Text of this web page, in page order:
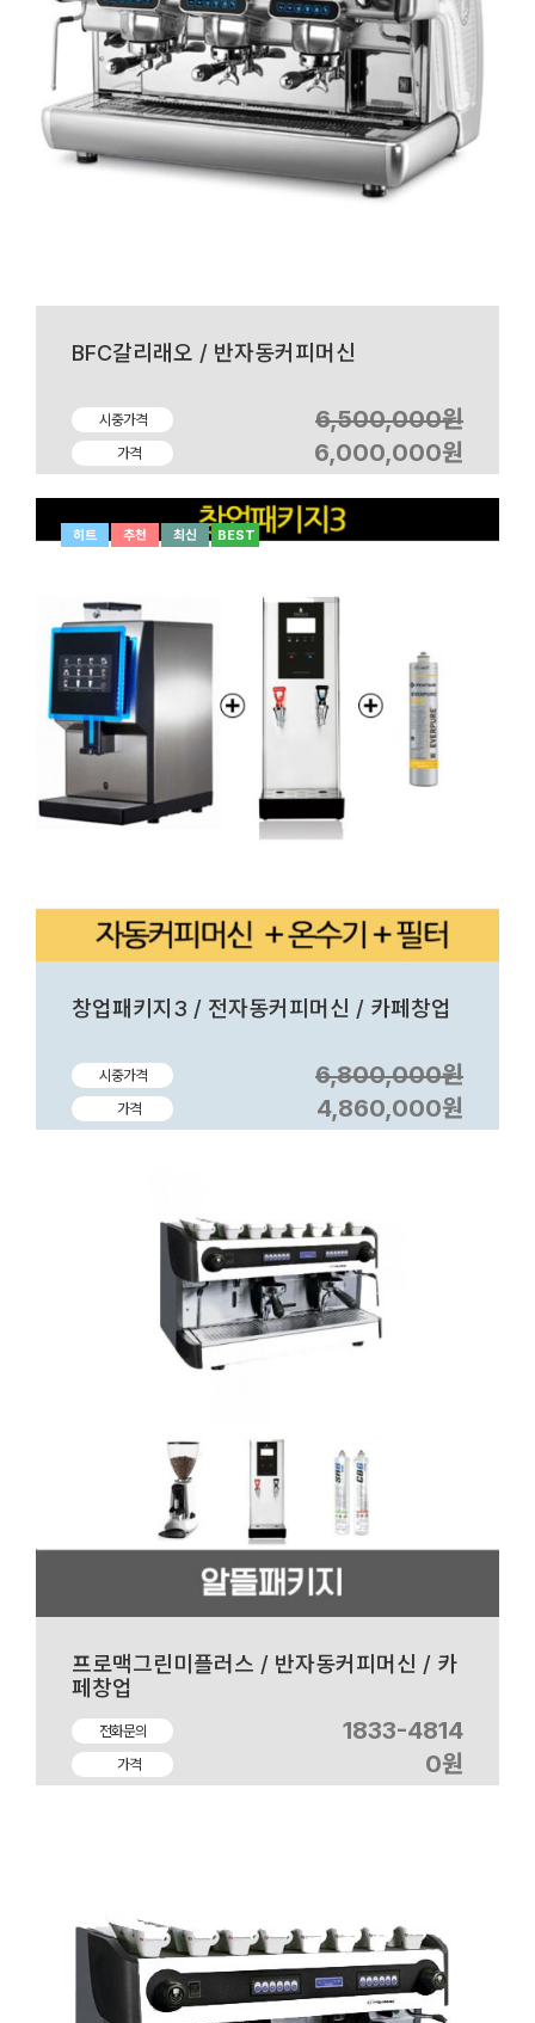
BFC갈리래오 / 반자동커피머신
시중가격 6,500,000원
가격 6,000,000원
창업패키지3 / 전자동커피머신 / 카페창업
시중가격 6,800,000원
가격 4,860,000원
히트 추천 최신 BEST
프로맥그린미플러스 / 반자동커피머신 / 카
페창업
전화문의 1833-4814
가격 0원